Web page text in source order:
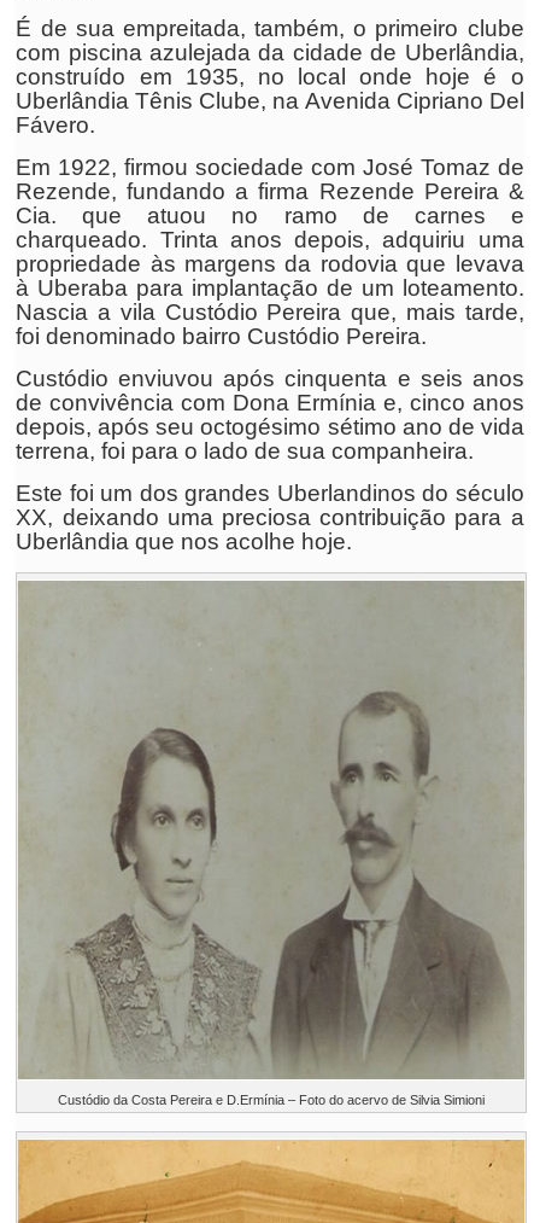
É de sua empreitada, também, o primeiro clube
com piscina azulejada da cidade de Uberlândia,
construído em 1935, no local onde hoje é o
Uberlândia Tênis Clube, na Avenida Cipriano Del
Fávero.
Em 1922, firmou sociedade com José Tomaz de
Rezende, fundando a firma Rezende Pereira &
Cia. que atuou no ramo de carnes e
charqueado. Trinta anos depois, adquiriu uma
propriedade às margens da rodovia que levava
à Uberaba para implantação de um loteamento.
Nascia a vila Custódio Pereira que, mais tarde,
foi denominado bairro Custódio Pereira.
Custódio enviuvou após cinquenta e seis anos
de convivência com Dona Ermínia e, cinco anos
depois, após seu octogésimo sétimo ano de vida
terrena, foi para o lado de sua companheira.
Este foi um dos grandes Uberlandinos do século
XX, deixando uma preciosa contribuição para a
Uberlândia que nos acolhe hoje.
Custódio da Costa Pereira e D.Ermínia – Foto do acervo de Silvia Simioni